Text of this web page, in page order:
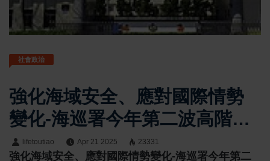
社會政治
強化海域安全、應對國際情勢
變化-海巡署今年第二波高階人
事異動
lifetoutiao Apr 21 2025 23331
強化海域安全、應對國際情勢變化-海巡署今年第二